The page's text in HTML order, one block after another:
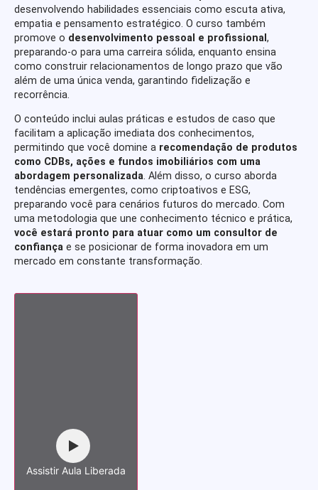
desenvolvendo habilidades essenciais como escuta ativa,
empatia e pensamento estratégico. O curso também
promove o desenvolvimento pessoal e profissional ,
preparando-o para uma carreira sólida, enquanto ensina
como construir relacionamentos de longo prazo que vão
além de uma única venda, garantindo fidelização e
recorrência.
O conteúdo inclui aulas práticas e estudos de caso que
facilitam a aplicação imediata dos conhecimentos,
permitindo que você domine a recomendação de produtos
como CDBs, ações e fundos imobiliários com uma
abordagem personalizada. Além disso, o curso aborda
tendências emergentes, como criptoativos e ESG,
preparando você para cenários futuros do mercado. Com
uma metodologia que une conhecimento técnico e prática,
você estará pronto para atuar como um consultor de
confiança e se posicionar de forma inovadora em um
mercado em constante transformação.
Assistir Aula Liberada